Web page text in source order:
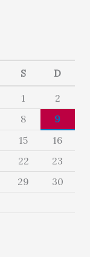
S D
1
2
8
9
15
16
22
23
29
30